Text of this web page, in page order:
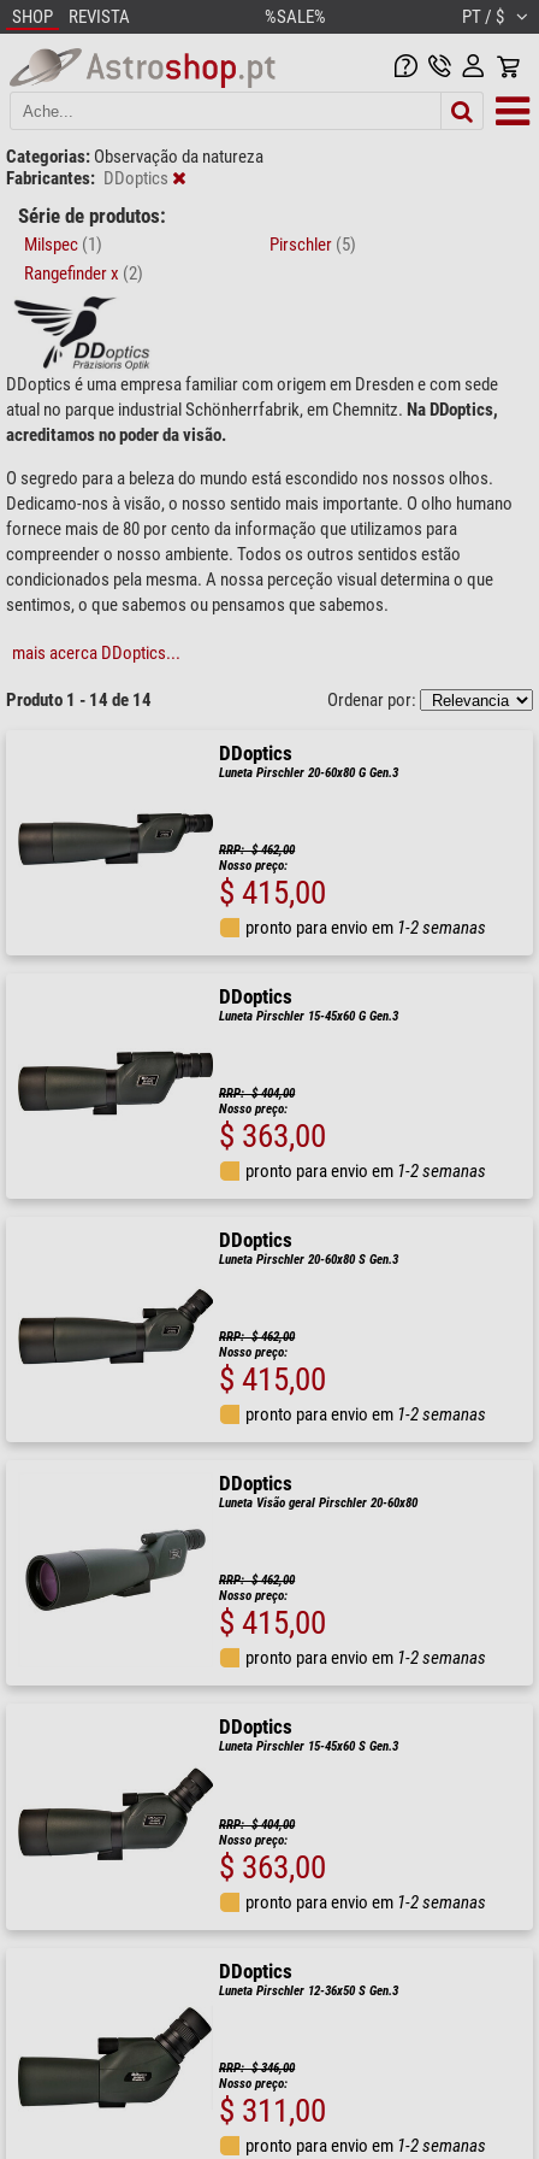
SHOP REVISTA %SALE% PT / $
Categorias: Observação da natureza
Fabricantes: DDoptics
Série de produtos:
Milspec (1) Pirschler (5)
Rangefinder x (2)
DDoptics é uma empresa familiar com origem em Dresden e com sede
atual no parque industrial Schönherrfabrik, em Chemnitz. Na DDoptics,
acreditamos no poder da visão.
O segredo para a beleza do mundo está escondido nos nossos olhos.
Dedicamo-nos à visão, o nosso sentido mais importante. O olho humano
fornece mais de 80 por cento da informação que utilizamos para
compreender o nosso ambiente. Todos os outros sentidos estão
condicionados pela mesma. A nossa perceção visual determina o que
sentimos, o que sabemos ou pensamos que sabemos.
mais acerca DDoptics...
Produto 1 - 14 de 14 Ordenar por:
DDoptics
Luneta Pirschler 20-60x80 G Gen.3
RRP: $ 462,00
Nosso preço:
$ 415,00
pronto para envio em 1-2 semanas
DDoptics
Luneta Pirschler 15-45x60 G Gen.3
RRP: $ 404,00
Nosso preço:
$ 363,00
pronto para envio em 1-2 semanas
DDoptics
Luneta Pirschler 20-60x80 S Gen.3
RRP: $ 462,00
Nosso preço:
$ 415,00
pronto para envio em 1-2 semanas
DDoptics
Luneta Visão geral Pirschler 20-60x80
RRP: $ 462,00
Nosso preço:
$ 415,00
pronto para envio em 1-2 semanas
DDoptics
Luneta Pirschler 15-45x60 S Gen.3
RRP: $ 404,00
Nosso preço:
$ 363,00
pronto para envio em 1-2 semanas
DDoptics
Luneta Pirschler 12-36x50 S Gen.3
RRP: $ 346,00
Nosso preço:
$ 311,00
pronto para envio em 1-2 semanas